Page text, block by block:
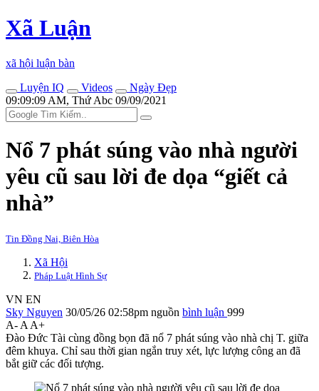
Xã Luận
xã hội luận bàn
Luyện IQ
Videos
Ngày Đẹp
09:09:09 AM, Thứ Abc 09/09/2021
Nổ 7 phát súng vào nhà người
yêu cũ sau lời đe dọa “giết cả
nhà”
Tin Đồng Nai, Biên Hòa
Xã Hội
Pháp Luật Hình Sự
VN EN
Sky Nguyen 30/05/26 02:58pm nguồn bình luận 999
A- A A+
Đào Đức Tài cùng đồng bọn đã nổ 7 phát súng vào nhà chị T. giữa
đêm khuya. Chỉ sau thời gian ngắn truy xét, lực lượng công an đã
bắt giữ các đối tượng.